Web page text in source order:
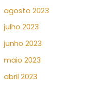
agosto 2023
julho 2023
junho 2023
maio 2023
abril 2023